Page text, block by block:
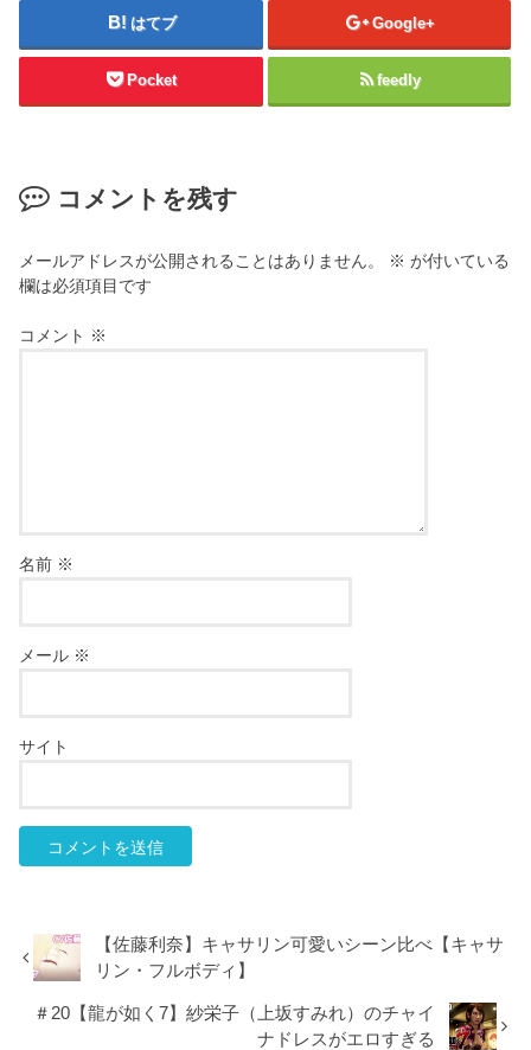
はてブ Google+
Pocket feedly
コメントを残す
メールアドレスが公開されることはありません。 ※ が付いている
欄は必須項目です
コメント ※
名前 ※
メール ※
サイト
【佐藤利奈】キャサリン可愛いシーン比べ【キャサ
リン・フルボディ】
＃20【龍が如く7】紗栄子（上坂すみれ）のチャイ
ナドレスがエロすぎる